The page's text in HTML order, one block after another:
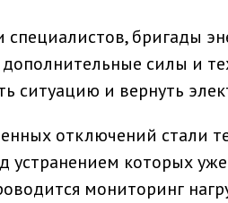
бригады
силы и
ситуацию и вернуть
отключений стали
устранением которых
мониторинг